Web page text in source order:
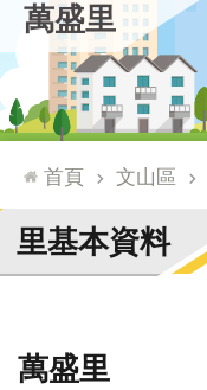
網
站
台
通
臺
北
市
門
萬盛里
首頁 文山區
里基本資料
萬盛里